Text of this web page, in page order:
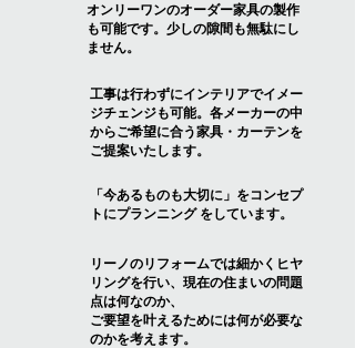
リーノのリフォームでは細かくヒヤ
リングを行い、現在の住まいの問題
点は何なのか、
ご要望を叶えるためには何が必要な
のかを考えます。
「今あるものも大切に」をコンセプ
トにプランニング をしています。
オンリーワンのオーダー家具の製作
も可能です。少しの隙間も無駄にし
ません。
工事は行わずにインテリアでイメー
ジチェンジも可能。各メーカーの中
からご希望に合う家具・カーテンを
ご提案いたします。